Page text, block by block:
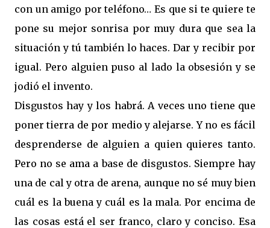
con un amigo por teléfono… Es que si te quiere te
pone su mejor sonrisa por muy dura que sea la
situación y tú también lo haces. Dar y recibir por
igual. Pero alguien puso al lado la obsesión y se
jodió el invento.
Disgustos hay y los habrá. A veces uno tiene que
poner tierra de por medio y alejarse. Y no es fácil
desprenderse de alguien a quien quieres tanto.
Pero no se ama a base de disgustos. Siempre hay
una de cal y otra de arena, aunque no sé muy bien
cuál es la buena y cuál es la mala. Por encima de
las cosas está el ser franco, claro y conciso. Esa